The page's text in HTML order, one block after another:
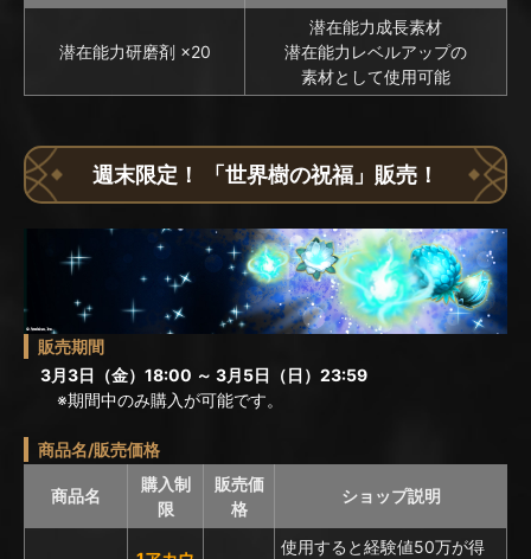
潜在能力研磨剤 ×20
潜在能力成長素材
潜在能力レベルアップの
素材として使用可能
週末限定！ 「世界樹の祝福」販売！
販売期間
3月3日（金）18:00 ～ 3月5日（日）23:59
※期間中のみ購入が可能です。
商品名/販売価格
商品名
購入制
限
販売価
格
ショップ説明
使用すると経験値50万が得